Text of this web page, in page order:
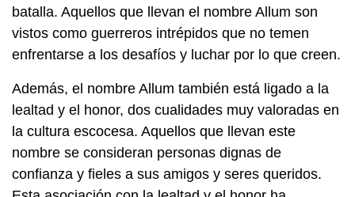
batalla. Aquellos que llevan el nombre Allum son
vistos como guerreros intrépidos que no temen
enfrentarse a los desafíos y luchar por lo que creen.
Además, el nombre Allum también está ligado a la
lealtad y el honor, dos cualidades muy valoradas en
la cultura escocesa. Aquellos que llevan este
nombre se consideran personas dignas de
confianza y fieles a sus amigos y seres queridos.